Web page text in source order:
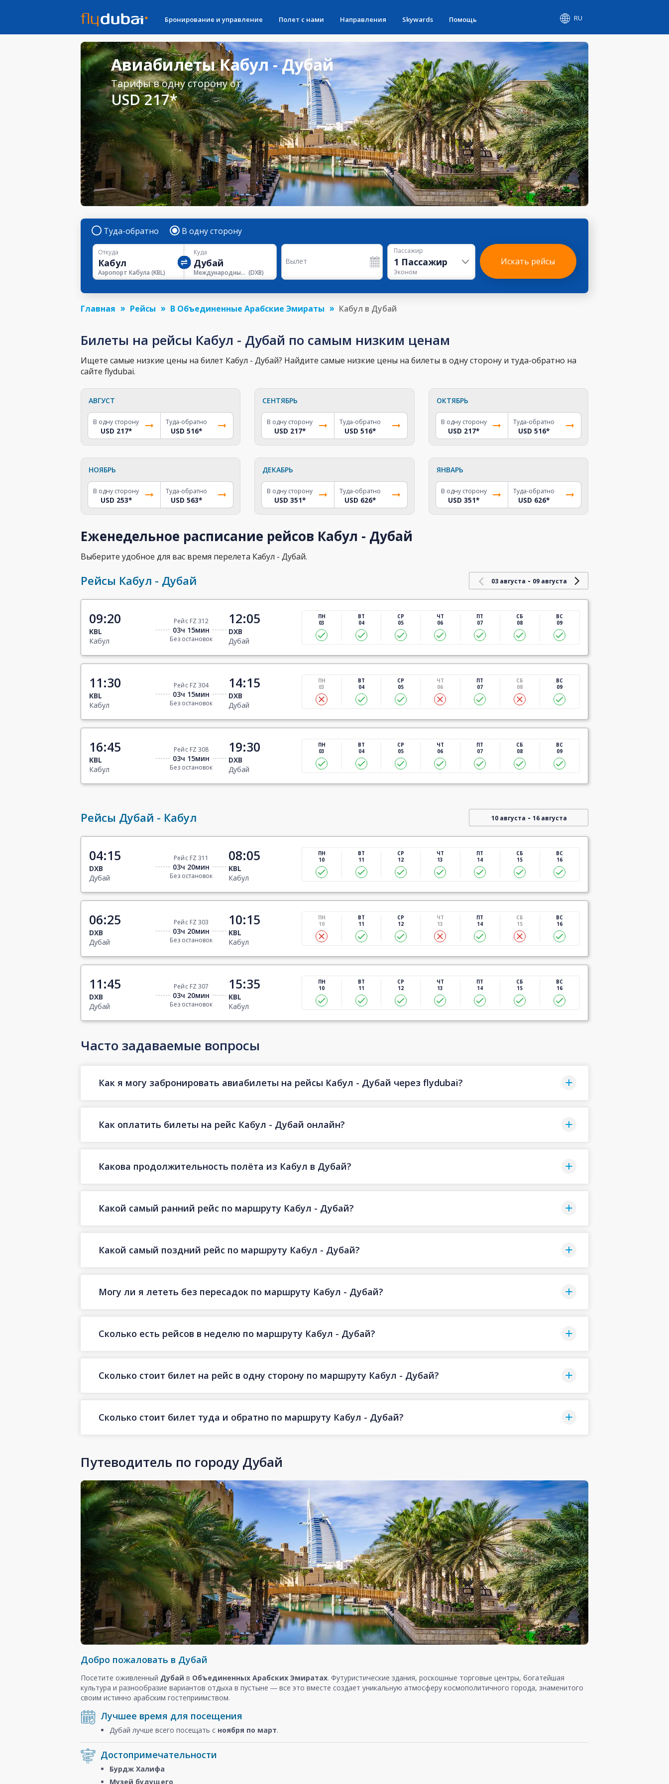
Бронирование и управление Полет с нами Направления Skywards Помощь RU
Авиабилеты Кабул - Дубай
Тарифы в одну сторону от
USD 217*
Туда-обратно В одну сторону
Откуда
Аэропорт Кабула (KBL)
Куда
Международный Аэропорт Дубая (DXB)
Вылет
Пассажир
1 Пассажир
Эконом
Искать рейсы
Главная Рейсы В Объединенные Арабские Эмираты Кабул в Дубай
Билеты на рейсы Кабул - Дубай по самым низким ценам
Ищете самые низкие цены на билет Кабул - Дубай? Найдите самые низкие цены на билеты в одну сторону и туда-обратно на
сайте flydubai.
АВГУСТ
В одну сторону
USD 217*
Туда-обратно
USD 516*
СЕНТЯБРЬ
В одну сторону
USD 217*
Туда-обратно
USD 516*
ОКТЯБРЬ
В одну сторону
USD 217*
Туда-обратно
USD 516*
НОЯБРЬ
В одну сторону
USD 253*
Туда-обратно
USD 563*
ДЕКАБРЬ
В одну сторону
USD 351*
Туда-обратно
USD 626*
ЯНВАРЬ
В одну сторону
USD 351*
Туда-обратно
USD 626*
Еженедельное расписание рейсов Кабул - Дубай
Выберите удобное для вас время перелета Кабул - Дубай.
Рейсы Кабул - Дубай 03 августа - 09 августа
09:20
KBL
Кабул
Рейс FZ 312
03ч 15мин
Без остановок
12:05
DXB
Дубай
ПН
03
ВТ
04
СР
05
ЧТ
06
ПТ
07
СБ
08
ВС
09
11:30
KBL
Кабул
Рейс FZ 304
03ч 15мин
Без остановок
14:15
DXB
Дубай
ПН
03
ВТ
04
СР
05
ЧТ
06
ПТ
07
СБ
08
ВС
09
16:45
KBL
Кабул
Рейс FZ 308
03ч 15мин
Без остановок
19:30
DXB
Дубай
ПН
03
ВТ
04
СР
05
ЧТ
06
ПТ
07
СБ
08
ВС
09
Рейсы Дубай - Кабул 10 августа - 16 августа
04:15
DXB
Дубай
Рейс FZ 311
03ч 20мин
Без остановок
08:05
KBL
Кабул
ПН
10
ВТ
11
СР
12
ЧТ
13
ПТ
14
СБ
15
ВС
16
06:25
DXB
Дубай
Рейс FZ 303
03ч 20мин
Без остановок
10:15
KBL
Кабул
ПН
10
ВТ
11
СР
12
ЧТ
13
ПТ
14
СБ
15
ВС
16
11:45
DXB
Дубай
Рейс FZ 307
03ч 20мин
Без остановок
15:35
KBL
Кабул
ПН
10
ВТ
11
СР
12
ЧТ
13
ПТ
14
СБ
15
ВС
16
Часто задаваемые вопросы
Как я могу забронировать авиабилеты на рейсы Кабул - Дубай через flydubai?
Как оплатить билеты на рейс Кабул - Дубай онлайн?
Какова продолжительность полёта из Кабул в Дубай?
Какой самый ранний рейс по маршруту Кабул - Дубай?
Какой самый поздний рейс по маршруту Кабул - Дубай?
Могу ли я лететь без пересадок по маршруту Кабул - Дубай?
Сколько есть рейсов в неделю по маршруту Кабул - Дубай?
Сколько стоит билет на рейс в одну сторону по маршруту Кабул - Дубай?
Сколько стоит билет туда и обратно по маршруту Кабул - Дубай?
Путеводитель по городу Дубай
Добро пожаловать в Дубай
Посетите оживленный Дубай в Объединенных Арабских Эмиратах. Футуристические здания, роскошные торговые центры, богатейшая
культура и разнообразие вариантов отдыха в пустыне ― все это вместе создает уникальную атмосферу космополитичного города, знаменитого
своим истинно арабским гостеприимством.
Лучшее время для посещения
Дубай лучше всего посещать с ноября по март.
Достопримечательности
Бурдж Халифа
Музей будущего